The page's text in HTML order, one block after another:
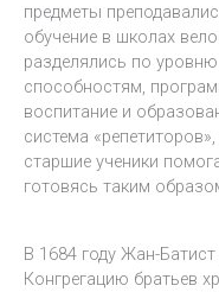
предметы
обучение в школах
разделялись по
способностям,
воспитание и
система
старшие ученики
готовясь таким
В 1684 году Жан-
Конгрегацию братьев